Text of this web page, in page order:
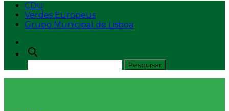
CDU
Verdes Europeus
Grupo Municipal de Lisboa